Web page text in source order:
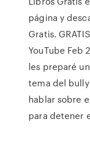
página y
Gratis.
YouTube Feb
les preparé
tema del
hablar sobre
para detener